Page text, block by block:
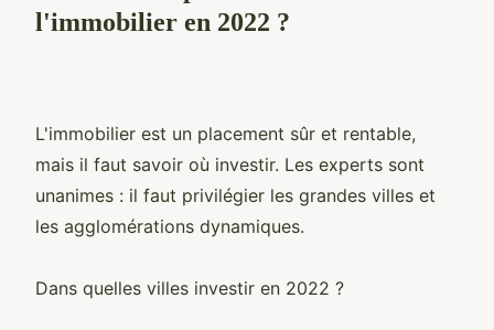
l'immobilier en 2022 ?
L'immobilier est un placement sûr et rentable,
mais il faut savoir où investir. Les experts sont
unanimes : il faut privilégier les grandes villes et
les agglomérations dynamiques.
Dans quelles villes investir en 2022 ?